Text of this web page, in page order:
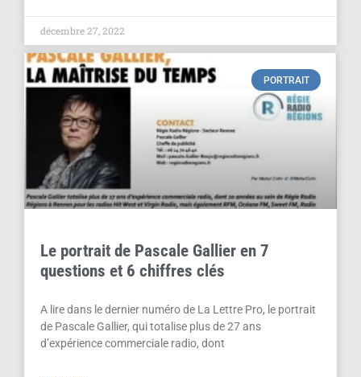
décembre 27, 2022
PORTRAIT
Le portrait de Pascale Gallier en 7
questions et 6 chiffres clés
A lire dans le dernier numéro de La Lettre Pro, le portrait
de Pascale Gallier, qui totalise plus de 27 ans
d’expérience commerciale radio, dont